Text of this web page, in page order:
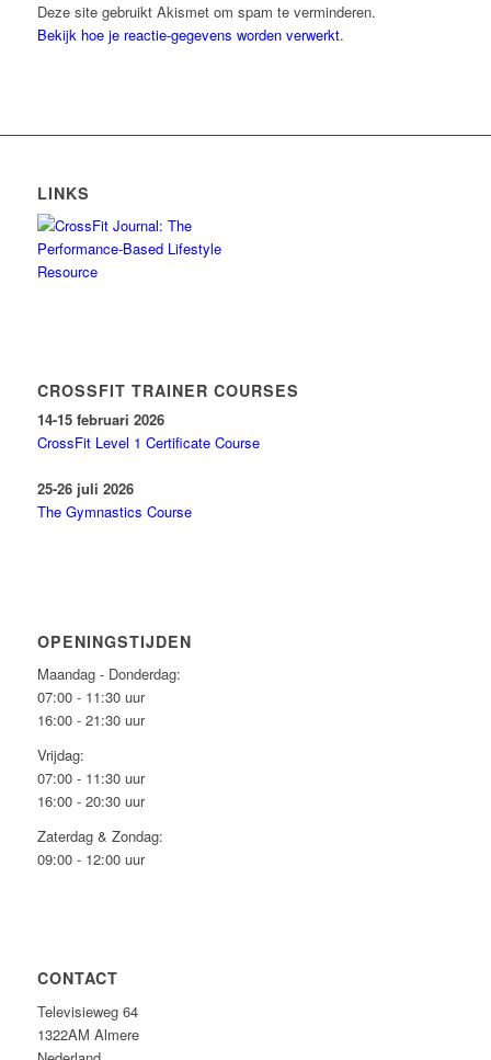
Deze site gebruikt Akismet om spam te verminderen.
Bekijk hoe je reactie-gegevens worden verwerkt.
LINKS
CROSSFIT TRAINER COURSES
14-15 februari 2026
CrossFit Level 1 Certificate Course
25-26 juli 2026
The Gymnastics Course
OPENINGSTIJDEN
Maandag - Donderdag:
07:00 - 11:30 uur
16:00 - 21:30 uur
Vrijdag:
07:00 - 11:30 uur
16:00 - 20:30 uur
Zaterdag & Zondag:
09:00 - 12:00 uur
CONTACT
Televisieweg 64
1322AM Almere